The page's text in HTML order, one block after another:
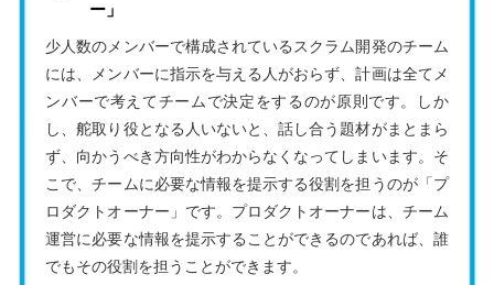
ー」
少人数のメンバーで構成されているスクラム開発のチーム
には、メンバーに指示を与える人がおらず、計画は全てメ
ンバーで考えてチームで決定をするのが原則です。しか
し、舵取り役となる人いないと、話し合う題材がまとまら
ず、向かうべき方向性がわからなくなってしまいます。そ
こで、チームに必要な情報を提示する役割を担うのが「プ
ロダクトオーナー」です。プロダクトオーナーは、チーム
運営に必要な情報を提示することができるのであれば、誰
でもその役割を担うことができます。